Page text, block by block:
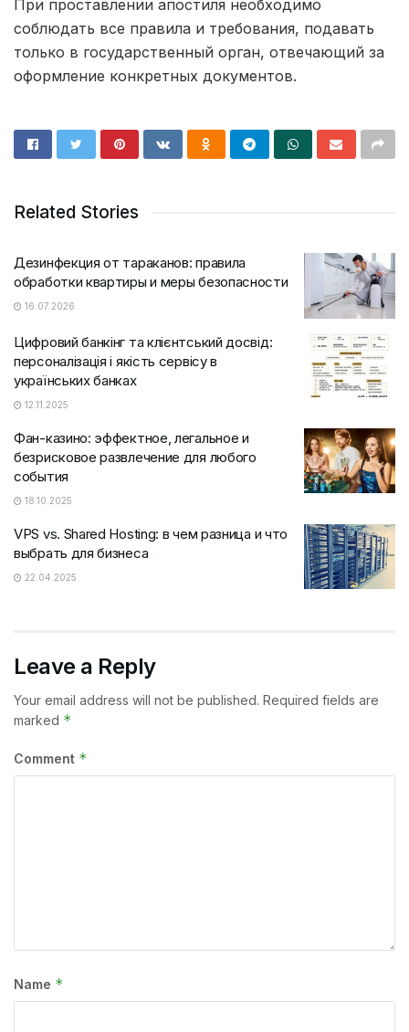
При проставлении апостиля необходимо
соблюдать все правила и требования, подавать
только в государственный орган, отвечающий за
оформление конкретных документов.
Related Stories
Дезинфекция от тараканов: правила
обработки квартиры и меры безопасности
16.07.2026
Цифровий банкінг та клієнтський досвід:
персоналізація і якість сервісу в
українських банках
12.11.2025
Фан-казино: эффектное, легальное и
безрисковое развлечение для любого
события
18.10.2025
VPS vs. Shared Hosting: в чем разница и что
выбрать для бизнеса
22.04.2025
Leave a Reply
Your email address will not be published. Required fields are
marked *
Comment *
Name *